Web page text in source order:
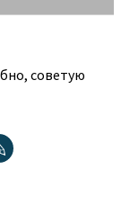
советую